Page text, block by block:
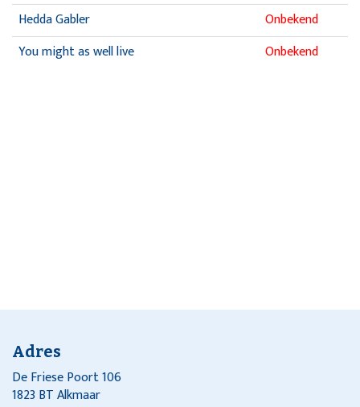
Hedda Gabler
Onbekend
You might as well live
Onbekend
Adres
De Friese Poort 106
1823 BT Alkmaar